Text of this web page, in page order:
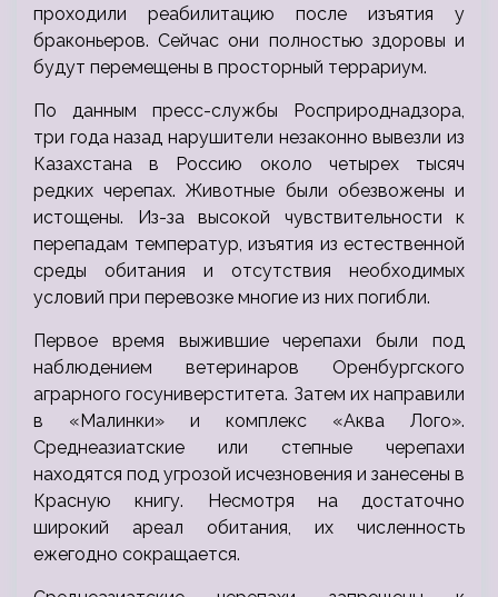
проходили реабилитацию после изъятия у
браконьеров. Сейчас они полностью здоровы и
будут перемещены в просторный террариум.
По данным пресс-службы Росприроднадзора,
три года назад нарушители незаконно вывезли из
Казахстана в Россию около четырех тысяч
редких черепах. Животные были обезвожены и
истощены. Из-за высокой чувствительности к
перепадам температур, изъятия из естественной
среды обитания и отсутствия необходимых
условий при перевозке многие из них погибли.
Первое время выжившие черепахи были под
наблюдением ветеринаров Оренбургского
аграрного госуниверститета. Затем их направили
в «Малинки» и комплекс «Аква Лого».
Среднеазиатские или степные черепахи
находятся под угрозой исчезновения и занесены в
Красную книгу. Несмотря на достаточно
широкий ареал обитания, их численность
ежегодно сокращается.